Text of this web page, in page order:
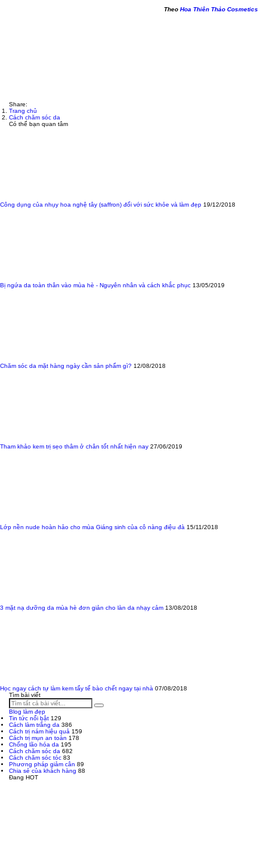
Theo Hoa Thiên Thảo Cosmetics
Share:
Trang chủ
Cách chăm sóc da
Có thể bạn quan tâm
Công dụng của nhụy hoa nghệ tây (saffron) đối với sức khỏe và làm đẹp 19/12/2018
Bị ngứa da toàn thân vào mùa hè - Nguyên nhân và cách khắc phục 13/05/2019
Chăm sóc da mặt hàng ngày cần sản phẩm gì? 12/08/2018
Tham khảo kem trị sẹo thâm ở chân tốt nhất hiện nay 27/06/2019
Lớp nền nude hoàn hảo cho mùa Giáng sinh của cô nàng điệu đà 15/11/2018
3 mặt nạ dưỡng da mùa hè đơn giản cho làn da nhạy cảm 13/08/2018
Học ngay cách tự làm kem tẩy tế bào chết ngay tại nhà 07/08/2018
Tìm bài viết
Blog làm đẹp
Tin tức nổi bật 129
Cách làm trắng da 386
Cách trị nám hiệu quả 159
Cách trị mụn an toàn 178
Chống lão hóa da 195
Cách chăm sóc da 682
Cách chăm sóc tóc 83
Phương pháp giảm cân 89
Chia sẻ của khách hàng 88
Đang HOT